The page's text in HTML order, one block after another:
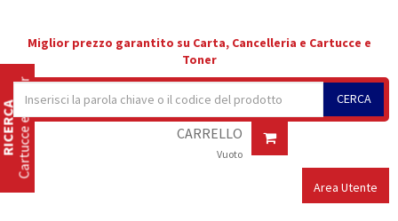
Miglior prezzo garantito su Carta, Cancelleria e Cartucce e
Toner
CERCA
CARRELLO
Vuoto
Area Utente
Cartucce e Toner